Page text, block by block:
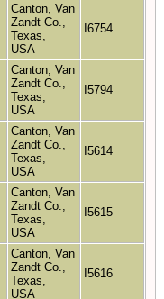
Canton, Van
Zandt Co.,
Texas,
USA
I6754
Canton, Van
Zandt Co.,
Texas,
USA
I5794
Canton, Van
Zandt Co.,
Texas,
USA
I5614
Canton, Van
Zandt Co.,
Texas,
USA
I5615
Canton, Van
Zandt Co.,
Texas,
USA
I5616